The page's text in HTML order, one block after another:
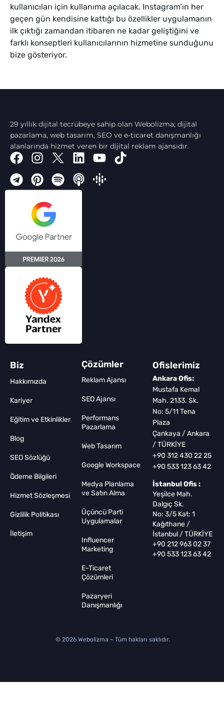
kullanıcıları için kullanıma açılacak. Instagram’ın her
geçen gün kendisine kattığı bu özellikler uygulamanın
ilk çıktığı zamandan itibaren ne kadar geliştiğini ve
farklı konseptleri kullanıcılarının hizmetine sunduğunu
bize gösteriyor.
29 yıllık dijital tecrübeye sahip olan Webolizma; dijital
pazarlama, web tasarım, SEO ve e-ticaret danışmanlığı
alanlarında hizmet veren bir dijital reklam ajansıdır.
Biz
Hakkımızda
Kariyer
Eğitim ve Etkinlikler
Blog
SEO Sözlüğü
Ödeme Bilgileri
Hizmet Sözleşmesi
Gizlilik Politikası
İletişim
Çözümler
Reklam Ajansı
SEO Ajansı
Performans
Pazarlama
Web Tasarım
Google Workspace
Medya Planlama
ve Satın Alma
Üçüncü Parti
Uygulamalar
Influencer
Marketing
E-Ticaret
Çözümleri
Pazaryeri
Danışmanlığı
Ofislerimiz
Ankara Ofis:
Mustafa Kemal
Mah. 2133. Sk.
No: 5/11 Tena
Plaza
Çankaya / Ankara
/ TÜRKİYE
+90 312 430 22 25
+90 533 123 63 42
İstanbul Ofis :
Yeşilce Mah.
Dalgıç Sk.
No: 3/5 Kat: 1
Kağıthane /
İstanbul / TÜRKİYE
+90 212 963 02 37
+90 533 123 63 42
© 2026 Webolizma – Tüm hakları saklıdır.